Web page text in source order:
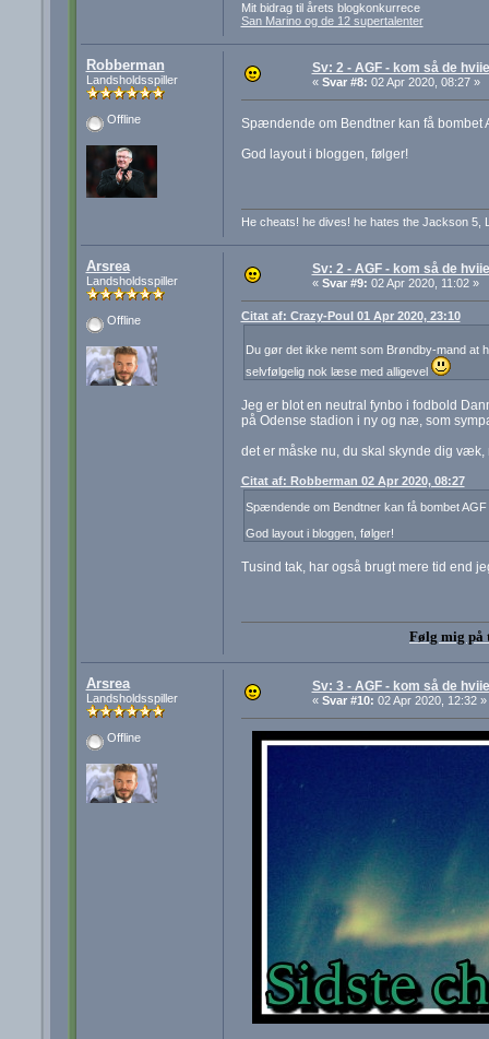
Mit bidrag til årets blogkonkurrece
San Marino og de 12 supertalenter
Robberman
Landsholdsspiller
Offline
Sv: 2 - AGF - kom så de
« Svar #8: 02 Apr 2020, 08:27 »
Spændende om Bendtner kan få bombet
God layout i bloggen, følger!
He cheats! he dives! he hates the Jackson 5,
Arsrea
Landsholdsspiller
Offline
Sv: 2 - AGF - kom så de
« Svar #9: 02 Apr 2020, 11:02 »
Citat af: Crazy-Poul 01 Apr 2020, 23:10
Du gør det ikke nemt som Brøndby-mand at
selvfølgelig nok læse med alligevel
Jeg er blot en neutral fynbo i fodbold
på Odense stadion i ny og næ, som
det er måske nu, du skal skynde dig
Citat af: Robberman 02 Apr 2020, 08:27
Spændende om Bendtner kan få bombet
God layout i bloggen, følger!
Tusind tak, har også brugt mere tid end
Følg mig på
Arsrea
Landsholdsspiller
Offline
Sv: 3 - AGF - kom så de
« Svar #10: 02 Apr 2020, 12:32 »